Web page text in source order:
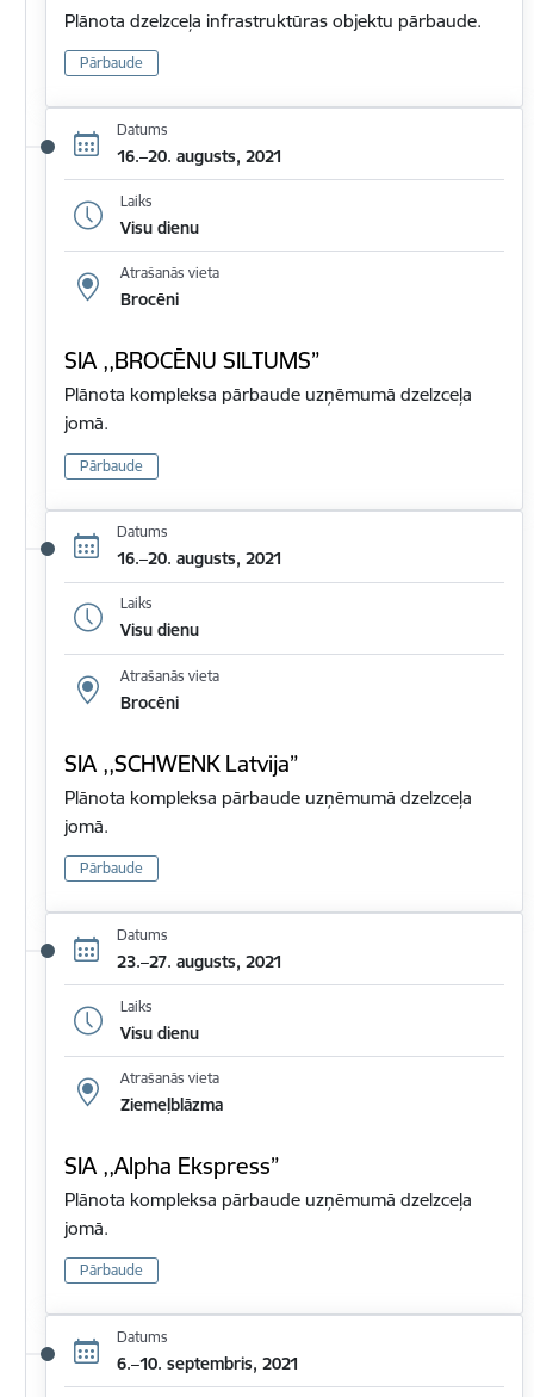
Plānota dzelzceļa infrastruktūras objektu pārbaude.
Pārbaude
Datums
16.–20. augusts, 2021
Laiks
Visu dienu
Atrašanās vieta
Brocēni
SIA ,,BROCĒNU SILTUMS”
Plānota kompleksa pārbaude uzņēmumā dzelzceļa
jomā.
Pārbaude
Datums
16.–20. augusts, 2021
Laiks
Visu dienu
Atrašanās vieta
Brocēni
SIA ,,SCHWENK Latvija”
Plānota kompleksa pārbaude uzņēmumā dzelzceļa
jomā.
Pārbaude
Datums
23.–27. augusts, 2021
Laiks
Visu dienu
Atrašanās vieta
Ziemeļblāzma
SIA ,,Alpha Ekspress”
Plānota kompleksa pārbaude uzņēmumā dzelzceļa
jomā.
Pārbaude
Datums
6.–10. septembris, 2021